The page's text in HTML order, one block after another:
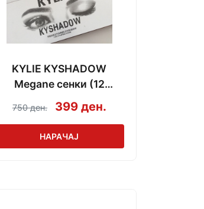
KYLIE KYSHADOW
Megane сенки (12
нијанси)
750 ден. 399 ден.
НАРАЧАЈ